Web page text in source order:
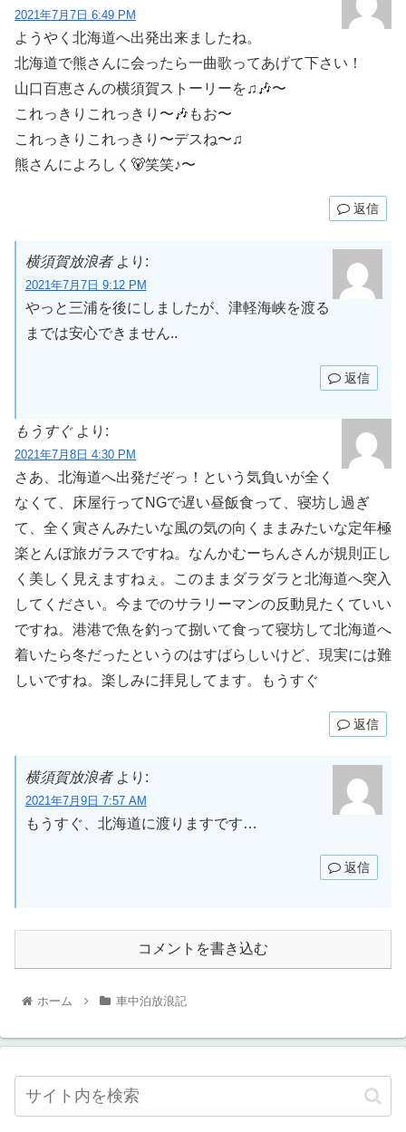
2021年7月7日 6:49 PM
ようやく北海道へ出発出来ましたね。
北海道で熊さんに会ったら一曲歌ってあげて下さい！
山口百恵さんの横須賀ストーリーを♫🎶〜
これっきりこれっきり〜🎶もお〜
これっきりこれっきり〜デスね〜♫
熊さんによろしく🐻笑笑♪〜
返信
横須賀放浪者 より:
2021年7月7日 9:12 PM
やっと三浦を後にしましたが、津軽海峡を渡る
までは安心できません..
返信
もうすぐ より:
2021年7月8日 4:30 PM
さあ、北海道へ出発だぞっ！という気負いが全く
なくて、床屋行ってNGで遅い昼飯食って、寝坊し過ぎ
て、全く寅さんみたいな風の気の向くままみたいな定年極
楽とんぼ旅ガラスですね。なんかむーちんさんが規則正し
く美しく見えますねぇ。このままダラダラと北海道へ突入
してください。今までのサラリーマンの反動見たくていい
ですね。港港で魚を釣って捌いて食って寝坊して北海道へ
着いたら冬だったというのはすばらしいけど、現実には難
しいですね。楽しみに拝見してます。もうすぐ
返信
横須賀放浪者 より:
2021年7月9日 7:57 AM
もうすぐ、北海道に渡りますです…
返信
コメントを書き込む
ホーム 車中泊放浪記